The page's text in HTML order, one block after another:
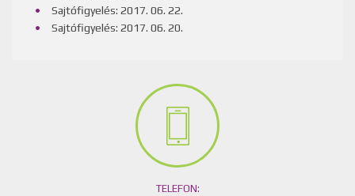
Sajtófigyelés: 2017. 06. 22.
Sajtófigyelés: 2017. 06. 20.
TELEFON: